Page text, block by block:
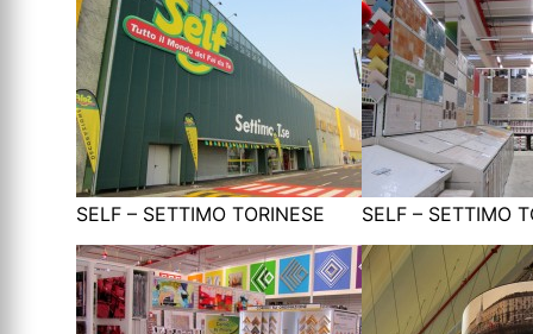
SELF – SETTIMO TORINESE SELF – SETTIMO